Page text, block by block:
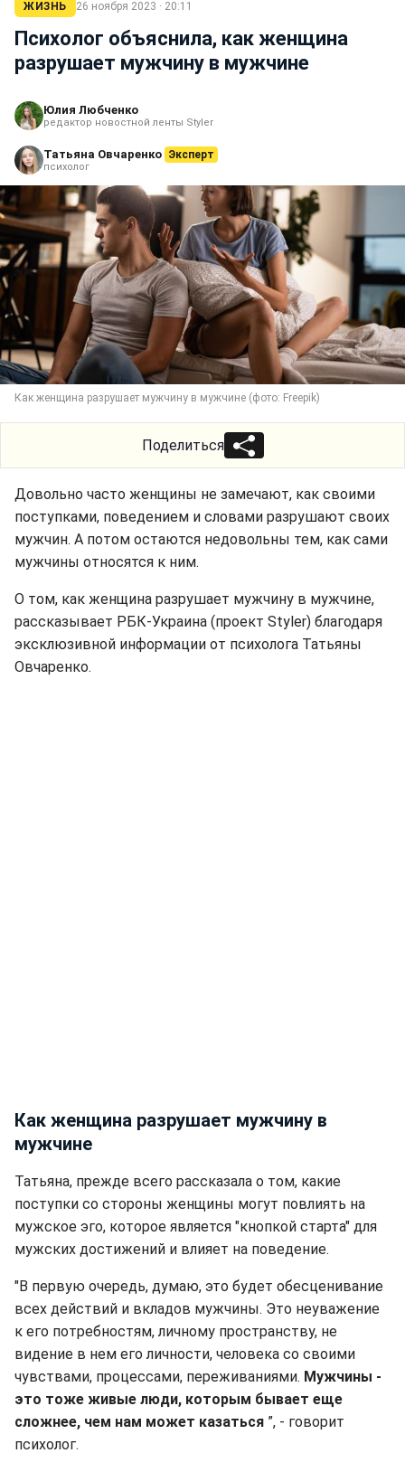
ЖИЗНЬ 26 ноября 2023 · 20:11
Психолог объяснила, как женщина
разрушает мужчину в мужчине
Юлия Любченко
редактор новостной ленты Styler
Татьяна Овчаренко Эксперт
психолог
Как женщина разрушает мужчину в мужчине (фото: Freepik)
Поделиться
Довольно часто женщины не замечают, как своими
поступками, поведением и словами разрушают своих
мужчин. А потом остаются недовольны тем, как сами
мужчины относятся к ним.
О том, как женщина разрушает мужчину в мужчине,
рассказывает РБК-Украина (проект Styler) благодаря
эксклюзивной информации от психолога Татьяны
Овчаренко.
Как женщина разрушает мужчину в
мужчине
Татьяна, прежде всего рассказала о том, какие
поступки со стороны женщины могут повлиять на
мужское эго, которое является "кнопкой старта" для
мужских достижений и влияет на поведение.
"В первую очередь, думаю, это будет обесценивание
всех действий и вкладов мужчины. Это неуважение
к его потребностям, личному пространству, не
видение в нем его личности, человека со своими
чувствами, процессами, переживаниями. Мужчины -
это тоже живые люди, которым бывает еще
сложнее, чем нам может казаться ”, - говорит
психолог.